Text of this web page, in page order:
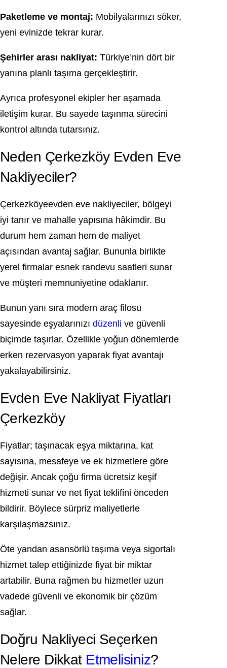
Paketleme ve montaj: Mobilyalarınızı söker,
yeni evinizde tekrar kurar.
Şehirler arası nakliyat: Türkiye’nin dört bir
yanına planlı taşıma gerçekleştirir.
Ayrıca profesyonel ekipler her aşamada
iletişim kurar. Bu sayede taşınma sürecini
kontrol altında tutarsınız.
Neden Çerkezköy Evden Eve
Nakliyeciler?
Çerkezköyeevden eve nakliyeciler, bölgeyi
iyi tanır ve mahalle yapısına hâkimdir. Bu
durum hem zaman hem de maliyet
açısından avantaj sağlar. Bununla birlikte
yerel firmalar esnek randevu saatleri sunar
ve müşteri memnuniyetine odaklanır.
Bunun yanı sıra modern araç filosu
sayesinde eşyalarınızı düzenli ve güvenli
biçimde taşırlar. Özellikle yoğun dönemlerde
erken rezervasyon yaparak fiyat avantajı
yakalayabilirsiniz.
Evden Eve Nakliyat Fiyatları
Çerkezköy
Fiyatlar; taşınacak eşya miktarına, kat
sayısına, mesafeye ve ek hizmetlere göre
değişir. Ancak çoğu firma ücretsiz keşif
hizmeti sunar ve net fiyat teklifini önceden
bildirir. Böylece sürpriz maliyetlerle
karşılaşmazsınız.
Öte yandan asansörlü taşıma veya sigortalı
hizmet talep ettiğinizde fiyat bir miktar
artabilir. Buna rağmen bu hizmetler uzun
vadede güvenli ve ekonomik bir çözüm
sağlar.
Doğru Nakliyeci Seçerken
Nelere Dikkat Etmelisiniz?